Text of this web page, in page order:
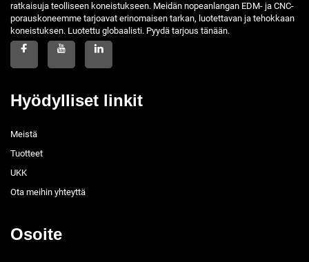
ratkaisuja teolliseen koneistukseen. Meidän nopeanlangan EDM- ja CNC-
porauskoneemme tarjoavat erinomaisen tarkan, luotettavan ja tehokkaan
koneistuksen. Luotettu globaalisti. Pyydä tarjous tänään.
Hyödylliset linkit
Meistä
Tuotteet
UKK
Ota meihin yhteyttä
Osoite